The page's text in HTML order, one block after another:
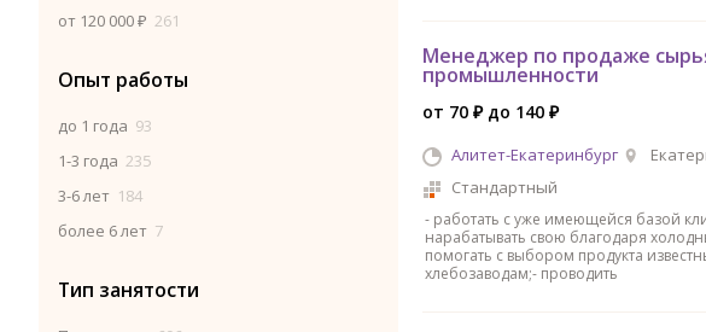
от 120 000 ₽ 261
Опыт работы
до 1 года 93
1-3 года 235
3-6 лет 184
более 6 лет 7
Тип занятости
Менеджер по продаже
промышленности
от 70 ₽ до 140 ₽
Алитет-Екатеринбург
Стандартный
- работать с уже имеющейся базой
нарабатывать свою благодаря
помогать с выбором продукта
хлебозаводам;- проводить